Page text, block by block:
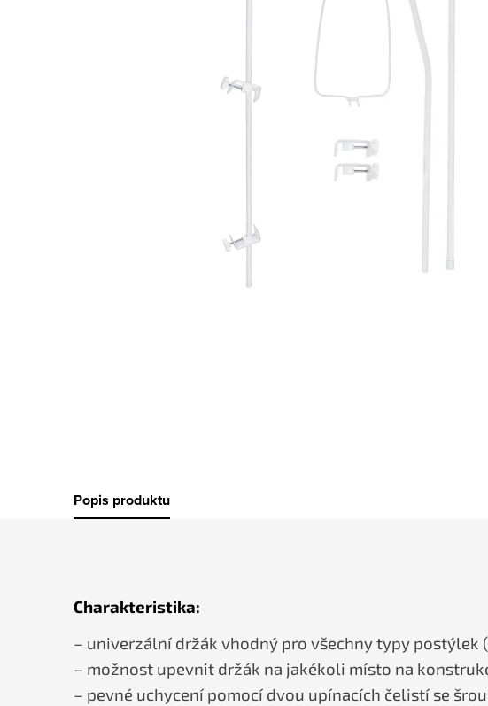
Popis produktu
Charakteristika:
– univerzální držák vhodný pro všechny typy postýlek
– možnost upevnit držák na jakékoli místo na
– pevné uchycení pomocí dvou upínacích čelistí se